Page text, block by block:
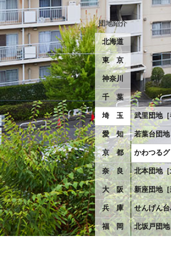
団地紹介
北海道
東 京
神奈川
千 葉
埼 玉 武里団地
若葉台団
かわつる
北本団地［
新座団地［
せんげん
北坂戸団
愛 知
京 都
奈 良
大 阪
兵 庫
福 岡